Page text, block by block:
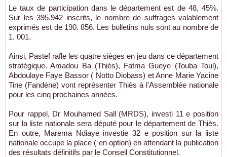
Le taux de participation dans le département est de 48, 45%.
Sur les 395.942 inscrits, le nombre de suffrages valablement
exprimés est de 190. 856. Les bulletins nuls sont au nombre de
1. 001.
Ainsi, Pastef rafle les quatre sièges en jeu dans ce département
stratégique. Amadou Ba (Thiès), Fatma Gueye (Touba Toul),
Abdoulaye Faye Bassor ( Notto Diobass) et Anne Marie Yacine
Tine (Fandène) vont représenter Thiès à l'Assemblée nationale
pour les cinq prochaines années.
Pour rappel, Dr Mouhamed Sall (MRDS), investi 11 e position
sur la liste nationale sera député pour le département de Thiès.
En outre, Marema Ndiaye investie 32 e position sur la liste
nationale occupe la place ( en option) en attendant la publication
des résultats définitifs par le Conseil Constitutionnel.